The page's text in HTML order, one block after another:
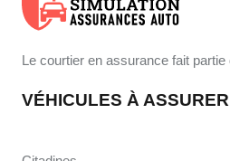
Le courtier en assurance fait
VÉHICULES À ASSURER